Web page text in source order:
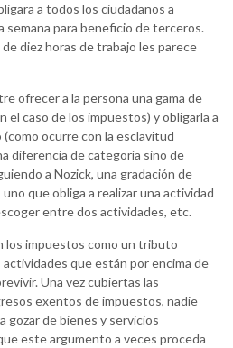
a todos los ciudadanos a
semana para beneficio de terceros.
diez horas de trabajo les parece
ofrecer a la persona una gama de
el caso de los impuestos) y obligarla a
ocurre con la esclavitud
diferencia de categoría sino de
a Nozick, una gradación de
que obliga a realizar una actividad
entre dos actividades, etc.
los impuestos como un tributo
que están por encima de
Una vez cubiertas las
exentos de impuestos, nadie
gozar de bienes y servicios
este argumento a veces proceda